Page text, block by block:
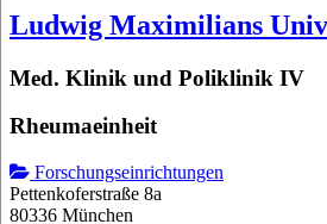
Ludwig Maximilians
Med. Klinik und Poliklinik IV
Rheumaeinheit
Forschungseinrichtungen
Pettenkoferstraße 8a
80336 München